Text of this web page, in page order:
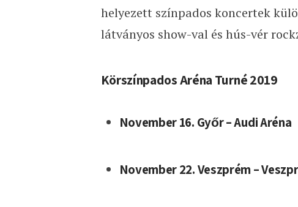
helyezett színpados koncertek
látványos show-val és hús-vér
Körszínpados Aréna Turné 2019
November 16. Győr – Audi Aréna
November 22. Veszprém –